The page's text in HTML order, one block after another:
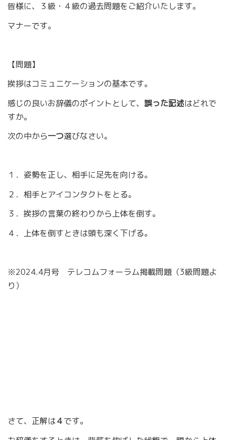
皆様に、３級・４級の過去問題をご紹介いたします。
マナーです。
【問題】
挨拶はコミュニケーションの基本です。
感じの良いお辞儀のポイントとして、 誤った記述はどれで
すか。
次の中から一つ選びなさい。
１．姿勢を正し、相手に足先を向ける。
２．相手とアイコンタクトをとる。
３．挨拶の言葉の終わりから上体を倒す。
４．上体を倒すときは頭も深く下げる。
※2024.4月号 テレコムフォーラム掲載問題（3級問題よ
り）
さて、正解は４です。